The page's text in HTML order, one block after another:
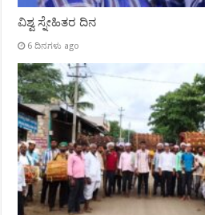
ವಿಶ್ವ ಸ್ನೇಹಿತರ ದಿನ
6 ದಿನಗಳು ago